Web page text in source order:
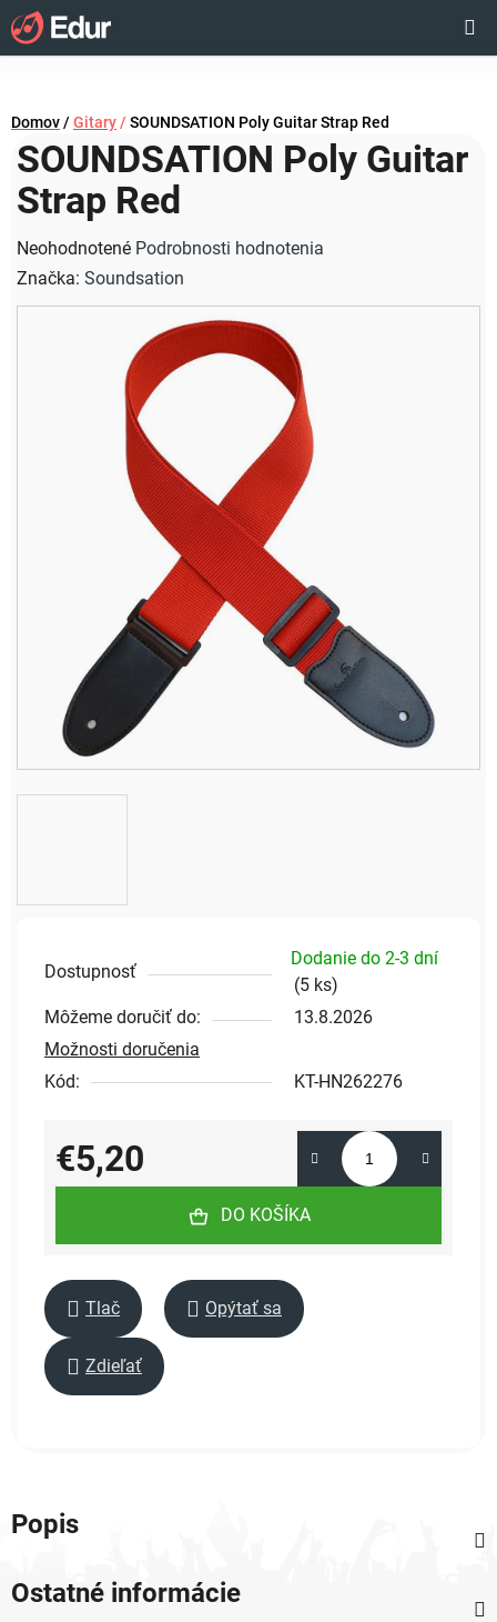
Prejsť
na
obsah
KOŠÍK
Domov/ Gitary / SOUNDSATION Poly Guitar Strap Red
Dostupnosť
Dodanie do 2-3 dní
(5 ks)
Môžeme doručiť do:
13.8.2026
Možnosti doručenia
Kód:
KT-HN262276
€5,20
Jednotková cena:
DO KOŠÍKA
Tlač Opýtať sa
Zdieľať
SOUNDSATION Poly Guitar
Strap Red
Priemerné
hodnotenie
produktu
Neohodnotené Podrobnosti hodnotenia
Značka: Soundsation
Popis
Ostatné informácie